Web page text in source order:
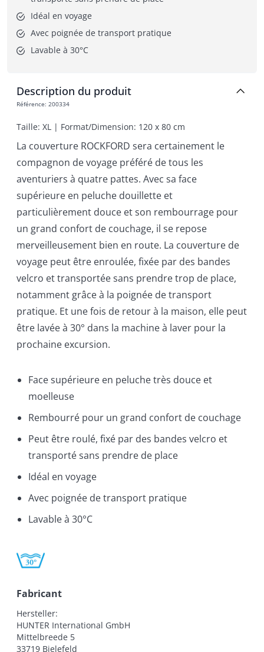
Idéal en voyage
Avec poignée de transport pratique
Lavable à 30°C
Description du produit
Référence: 200334
Taille: XL | Format/Dimension: 120 x 80 cm
La couverture ROCKFORD sera certainement le
compagnon de voyage préféré de tous les
aventuriers à quatre pattes. Avec sa face
supérieure en peluche douillette et
particulièrement douce et son rembourrage pour
un grand confort de couchage, il se repose
merveilleusement bien en route. La couverture de
voyage peut être enroulée, fixée par des bandes
velcro et transportée sans prendre trop de place,
notamment grâce à la poignée de transport
pratique. Et une fois de retour à la maison, elle peut
être lavée à 30° dans la machine à laver pour la
prochaine excursion.
Face supérieure en peluche très douce et
moelleuse
Rembourré pour un grand confort de couchage
Peut être roulé, fixé par des bandes velcro et
transporté sans prendre de place
Idéal en voyage
Avec poignée de transport pratique
Lavable à 30°C
Fabricant
Hersteller:
HUNTER International GmbH
Mittelbreede 5
33719 Bielefeld